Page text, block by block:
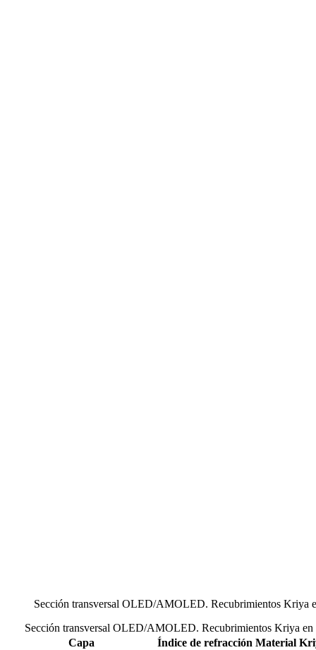
Sección transversal OLED/AMOLED. Recubrimientos Kriya
Sección transversal OLED/AMOLED. Recubrimientos Kriya en
Capa
Índice de refracción Material